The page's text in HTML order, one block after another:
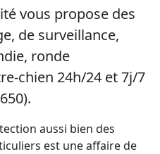
vous propose des
de surveillance,
ronde
chien 24h/24 et 7j/7
aussi bien des
est une affaire de